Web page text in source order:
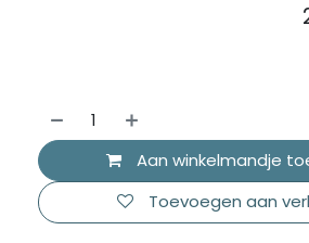
Aan winkelmandje
Toevoegen aan